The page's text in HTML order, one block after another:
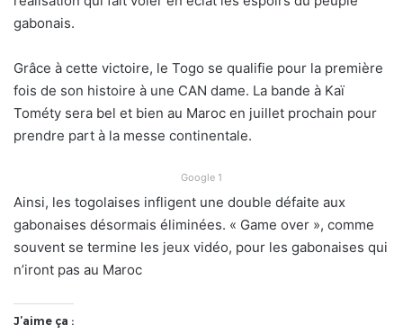
gabonais.
Grâce à cette victoire, le Togo se qualifie pour la première
fois de son histoire à une CAN dame. La bande à Kaï
Tométy sera bel et bien au Maroc en juillet prochain pour
prendre part à la messe continentale.
Google 1
Ainsi, les togolaises infligent une double défaite aux
gabonaises désormais éliminées. « Game over », comme
souvent se termine les jeux vidéo, pour les gabonaises qui
n’iront pas au Maroc
J’aime ça :